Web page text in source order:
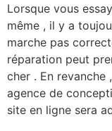
Lorsque vous
même , il y a
marche pas
réparation peut
cher . En revanche
agence de
site en ligne sera